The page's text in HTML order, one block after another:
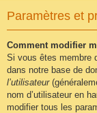
Paramètres et
Comment modifier
Si vous êtes membre
dans notre base de
l’utilisateur
nom d’utilisateur en
modifier tous les